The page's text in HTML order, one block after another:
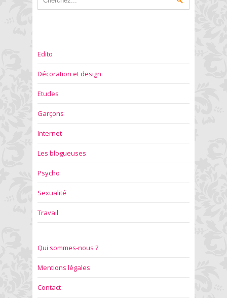
Edito
Décoration et design
Etudes
Garçons
Internet
Les blogueuses
Psycho
Sexualité
Travail
Qui sommes-nous ?
Mentions légales
Contact